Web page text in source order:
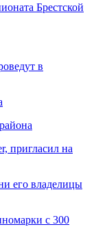
Брестской
в
пригласил на
его владелицы
с 300